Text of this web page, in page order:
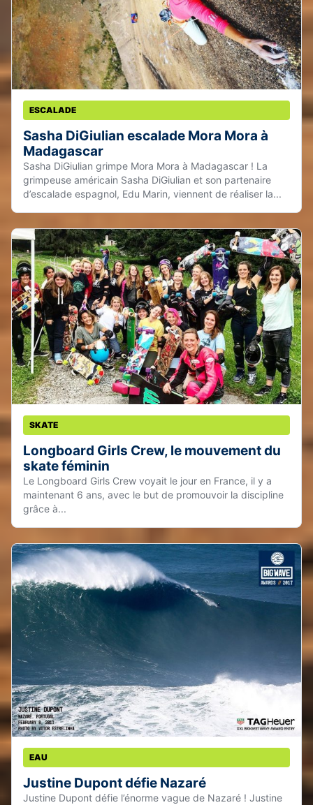
ESCALADE
Sasha DiGiulian escalade Mora Mora à
Madagascar
Sasha DiGiulian grimpe Mora Mora à Madagascar ! La
grimpeuse américain Sasha DiGiulian et son partenaire
d’escalade espagnol, Edu Marin, viennent de réaliser la...
SKATE
Longboard Girls Crew, le mouvement du
skate féminin
Le Longboard Girls Crew voyait le jour en France, il y a
maintenant 6 ans, avec le but de promouvoir la discipline
grâce à...
EAU
Justine Dupont défie Nazaré
Justine Dupont défie l’énorme vague de Nazaré ! Justine